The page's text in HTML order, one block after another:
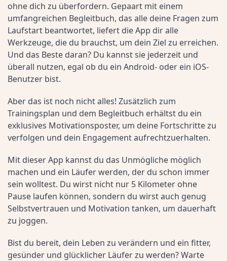
ohne dich zu überfordern. Gepaart mit einem
umfangreichen Begleitbuch, das alle deine Fragen zum
Laufstart beantwortet, liefert die App dir alle
Werkzeuge, die du brauchst, um dein Ziel zu erreichen.
Und das Beste daran? Du kannst sie jederzeit und
überall nutzen, egal ob du ein Android- oder ein iOS-
Benutzer bist.
Aber das ist noch nicht alles! Zusätzlich zum
Trainingsplan und dem Begleitbuch erhältst du ein
exklusives Motivationsposter, um deine Fortschritte zu
verfolgen und dein Engagement aufrechtzuerhalten.
Mit dieser App kannst du das Unmögliche möglich
machen und ein Läufer werden, der du schon immer
sein wolltest. Du wirst nicht nur 5 Kilometer ohne
Pause laufen können, sondern du wirst auch genug
Selbstvertrauen und Motivation tanken, um dauerhaft
zu joggen.
Bist du bereit, dein Leben zu verändern und ein fitter,
gesünder und glücklicher Läufer zu werden? Warte